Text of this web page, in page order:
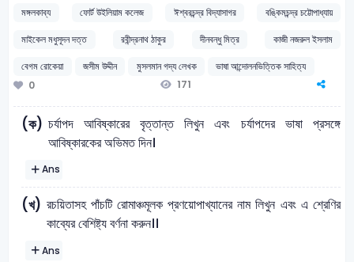
মঙ্গলকাব্য
ফোর্ট উইলিয়াম কলেজ ঈশ্বরচন্দ্র বিদ্যাসাগর
বঙ্কিমচন্দ্র চট্টোপাধ্যায়
মাইকেল মধুসূদন দত্ত
রবীন্দ্রনাথ ঠাকুর দীনবন্ধু মিত্র
কাজী নজরুল ইসলাম
বেগম রোকেয়া
জসীম উদ্দীন মুসলমান গদ্য লেখক
ভাষা আন্দোলনভিত্তিক সাহিত্য
0
171
(ক) চর্যাপদ আবিষ্কারের বৃত্তান্ত লিখুন এবং চর্যাপদের ভাষা প্রসঙ্গে
আবিষ্কারকের অভিমত দিন।
Ans
(খ) রচয়িতাসহ পাঁচটি রােমাঞ্চমূলক প্রণয়ােপাখ্যানের নাম লিখুন এবং এ শ্রেণির
কাব্যের বেশিষ্ট্য বর্ণনা করুন।।
Ans